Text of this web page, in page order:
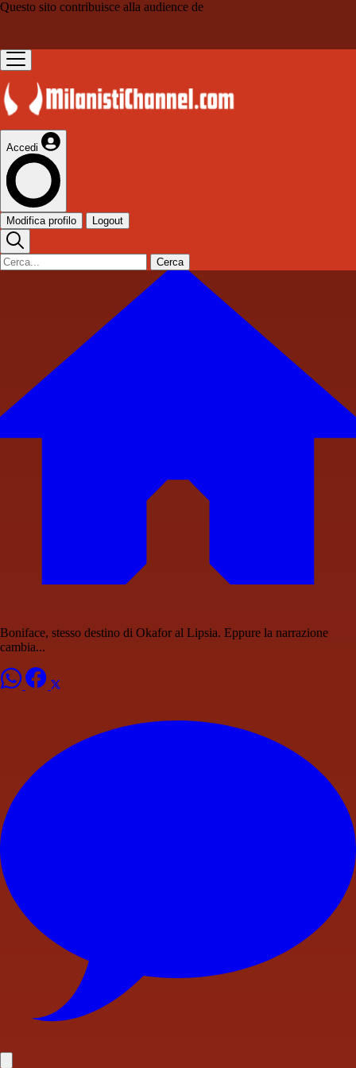
Questo sito contribuisce alla audience de
Accedi
Modifica profilo Logout
Cerca
Boniface, stesso destino di Okafor al Lipsia. Eppure la narrazione
cambia...